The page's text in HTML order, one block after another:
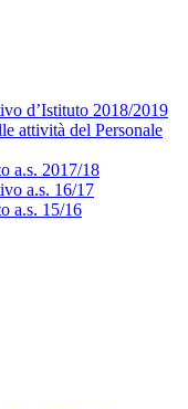
d’Istituto 2018/2019
attività del Personale
a.s. 2017/18
a.s. 16/17
a.s. 15/16